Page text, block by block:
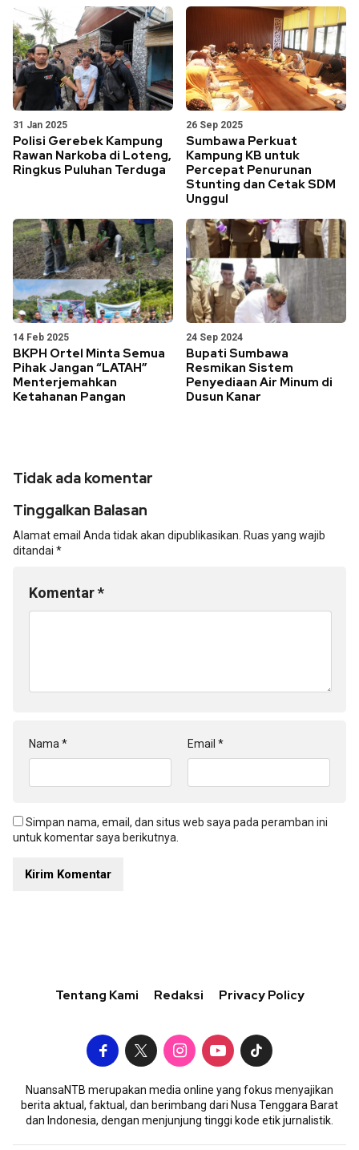
31 Jan 2025
Polisi Gerebek Kampung
Rawan Narkoba di Loteng,
Ringkus Puluhan Terduga
26 Sep 2025
Sumbawa Perkuat
Kampung KB untuk
Percepat Penurunan
Stunting dan Cetak SDM
Unggul
14 Feb 2025
BKPH Ortel Minta Semua
Pihak Jangan “LATAH”
Menterjemahkan
Ketahanan Pangan
24 Sep 2024
Bupati Sumbawa
Resmikan Sistem
Penyediaan Air Minum di
Dusun Kanar
Tidak ada komentar
Tinggalkan Balasan
Alamat email Anda tidak akan dipublikasikan. Ruas yang wajib
ditandai *
Komentar*
Nama* Email *
Simpan nama, email, dan situs web saya pada peramban ini
untuk komentar saya berikutnya.
Tentang Kami Redaksi Privacy Policy
NuansaNTB merupakan media online yang fokus menyajikan
berita aktual, faktual, dan berimbang dari Nusa Tenggara Barat
dan Indonesia, dengan menjunjung tinggi kode etik jurnalistik.